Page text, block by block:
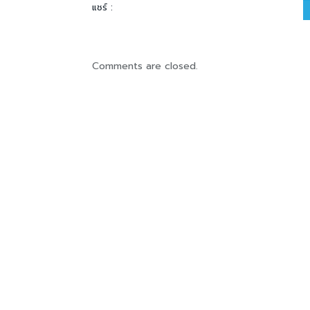
แชร์ :
Comments are closed.